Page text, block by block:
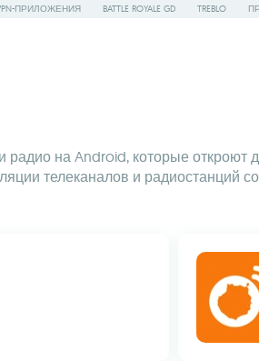
ПРИЛОЖЕНИЯ BATTLE ROYALE GD TREBLO
на Android, которые
телеканалов и радиостанций